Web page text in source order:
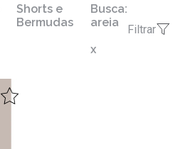
Shorts e
Bermudas
Busca:
areia
x
Filtrar